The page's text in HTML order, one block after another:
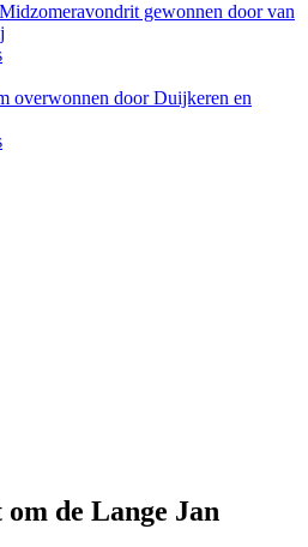
gewonnen door van
overwonnen door Duijkeren en
de Lange Jan